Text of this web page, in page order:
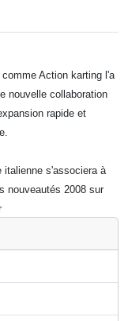
Action karting l'a
nouvelle collaboration
rapide et
italienne s'associera à
nouveautés 2008 sur